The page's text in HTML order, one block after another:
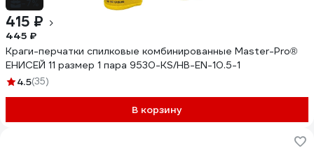
415 ₽
445 ₽
Краги-перчатки спилковые комбинированные Master-Pro®
ЕНИСЕЙ 11 размер 1 пара 9530-KS/HB-EN-10.5-1
4.5(35)
В корзину